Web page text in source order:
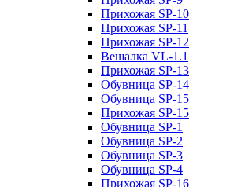
Прихожая SP-10
Прихожая SP-11
Прихожая SP-12
Вешалка VL-1.1
Прихожая SP-13
Обувница SP-14
Обувница SP-15
Прихожая SP-15
Обувница SP-1
Обувница SP-2
Обувница SP-3
Обувница SP-4
Прихожая SP-16